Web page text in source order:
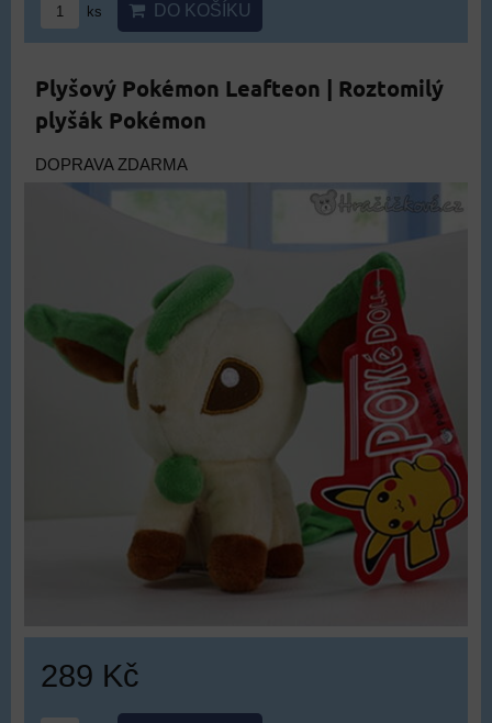
ks DO KOŠÍKU
Plyšový Pokémon Leafteon | Roztomilý
plyšák Pokémon
DOPRAVA ZDARMA
289 Kč